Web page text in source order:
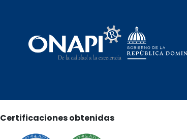
Certificaciones obtenidas